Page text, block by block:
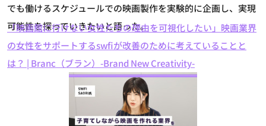
でも働けるスケジュールでの映画製作を実験的に企画し、実現
可能性を探っていきたいと語った。
「映画館に行けない女性たちの理由を可視化したい」映画業界
の女性をサポートするswfiが改善のために考えていることと
は？ | Branc（ブラン）-Brand New Creativity-